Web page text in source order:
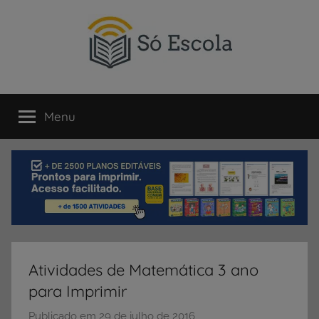
SÓ
ESCOLA
um
portal
direcionado
compartilhamento
dicas
Menu
Atividades de Matemática 3 ano
para Imprimir
Publicado em 29 de julho de 2016